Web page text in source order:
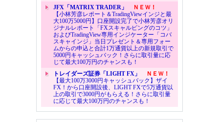
JFX「MATRIX TRADER」
ＮＥＷ！
【小林芳彦レポート＆TradingViewインジと最
大100万5000円】口座開設完了で小林芳彦オリ
ジナルレポート「FXスキャルピングのコツ」
およびTradingView専用インジケーター「コバ
スキャインジ」当日プレゼント＆専用フォー
ムからの申込と合計1万通貨以上の新規取引で
5000円キャッシュバック！さらに取引量に応
じて最大100万円のチャンスも！
トレイダーズ証券「LIGHT FX」
ＮＥＷ！
【最大100万3000円キャッシュバック】ザイ
FX！から口座開設後、LIGHT FXで5万通貨以
上の取引で3000円がもらえる！さらに取引量
に応じて最大100万円のチャンスも！